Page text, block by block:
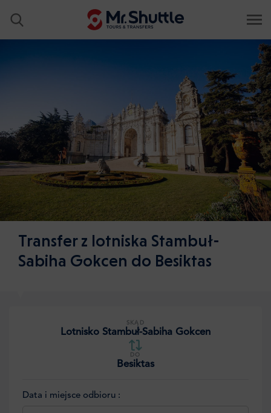
Transfer z lotniska Stambuł-
Sabiha Gokcen do Besiktas
SKĄD
Lotnisko Stambuł-Sabiha Gokcen
DO
Besiktas
Data i miejsce odbioru :